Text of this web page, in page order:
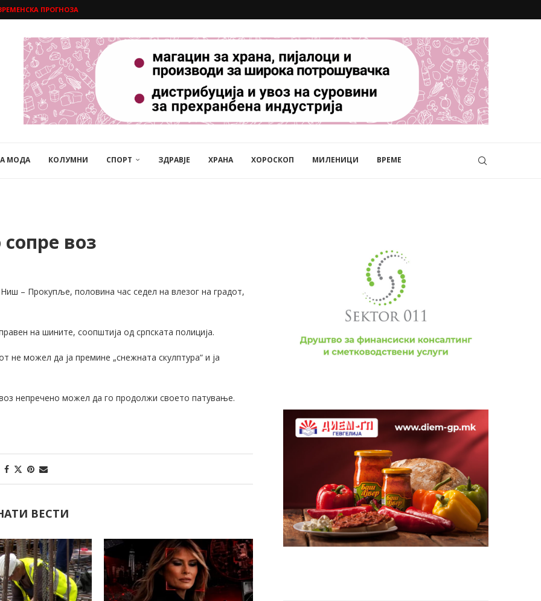
ПРОГНОЗА
МОДА КОЛУМНИ СПОРТ ЗДРАВЈЕ ХРАНА ХОРОСКОП МИЛЕНИЦИ ВРЕМЕ
воз
– Прокупље, половина час седел на влезог на градот,
на шините, соопштија од српската полиција.
можел да ја премине „снежната скулптура“ и ја
непречено можел да го продолжи своето патување.
ВЕСТИ